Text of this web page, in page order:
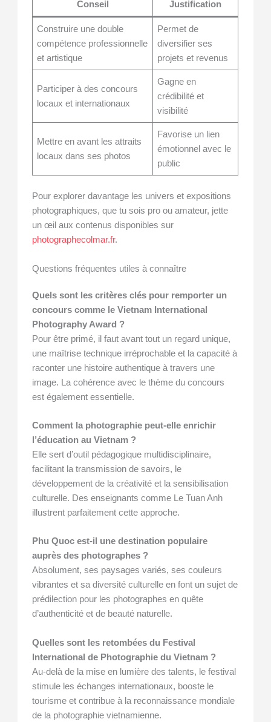
Conseil Justification
Construire une double
compétence professionnelle
et artistique
Permet de
diversifier ses
projets et revenus
Participer à des concours
locaux et internationaux
Gagne en
crédibilité et
visibilité
Mettre en avant les attraits
locaux dans ses photos
Favorise un lien
émotionnel avec le
public
Pour explorer davantage les univers et expositions
photographiques, que tu sois pro ou amateur, jette
un œil aux contenus disponibles sur
photographecolmar.fr.
Questions fréquentes utiles à connaître
Quels sont les critères clés pour remporter un
concours comme le Vietnam International
Photography Award ?
Pour être primé, il faut avant tout un regard unique,
une maîtrise technique irréprochable et la capacité à
raconter une histoire authentique à travers une
image. La cohérence avec le thème du concours
est également essentielle.
Comment la photographie peut-elle enrichir
l’éducation au Vietnam ?
Elle sert d’outil pédagogique multidisciplinaire,
facilitant la transmission de savoirs, le
développement de la créativité et la sensibilisation
culturelle. Des enseignants comme Le Tuan Anh
illustrent parfaitement cette approche.
Phu Quoc est-il une destination populaire
auprès des photographes ?
Absolument, ses paysages variés, ses couleurs
vibrantes et sa diversité culturelle en font un sujet de
prédilection pour les photographes en quête
d’authenticité et de beauté naturelle.
Quelles sont les retombées du Festival
International de Photographie du Vietnam ?
Au-delà de la mise en lumière des talents, le festival
stimule les échanges internationaux, booste le
tourisme et contribue à la reconnaissance mondiale
de la photographie vietnamienne.